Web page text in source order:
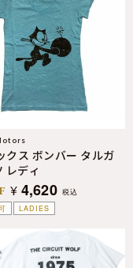
LADIES
クス ボンバー タルガ
レディ
¥ 4,620 税込